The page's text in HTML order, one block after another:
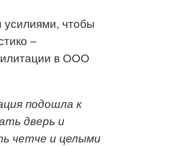
чтобы
–
в ООО
подошла к
дверь и
четче и целыми